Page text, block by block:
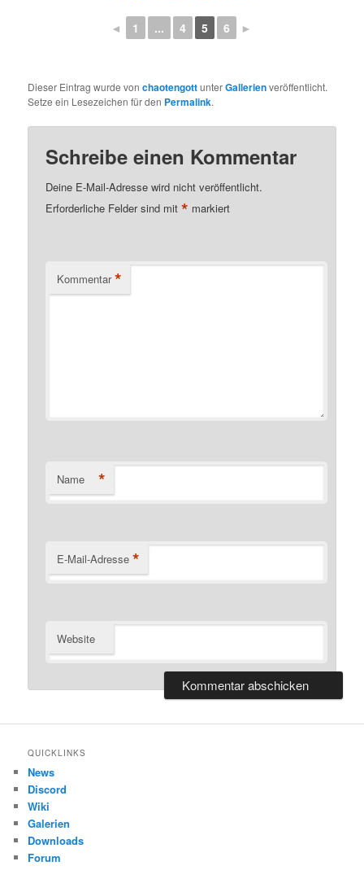
◄ 1 ... 4 5 6 ►
Dieser Eintrag wurde vonchaotengottunterGallerienveröffentlicht.
Setze ein Lesezeichen für den Permalink.
Schreibe einen Kommentar
Deine E-Mail-Adresse wird nicht veröffentlicht.
Erforderliche Felder sind mit* markiert
Kommentar *
Name *
E-Mail-Adresse *
Website
QUICKLINKS
News
Discord
Wiki
Galerien
Downloads
Forum